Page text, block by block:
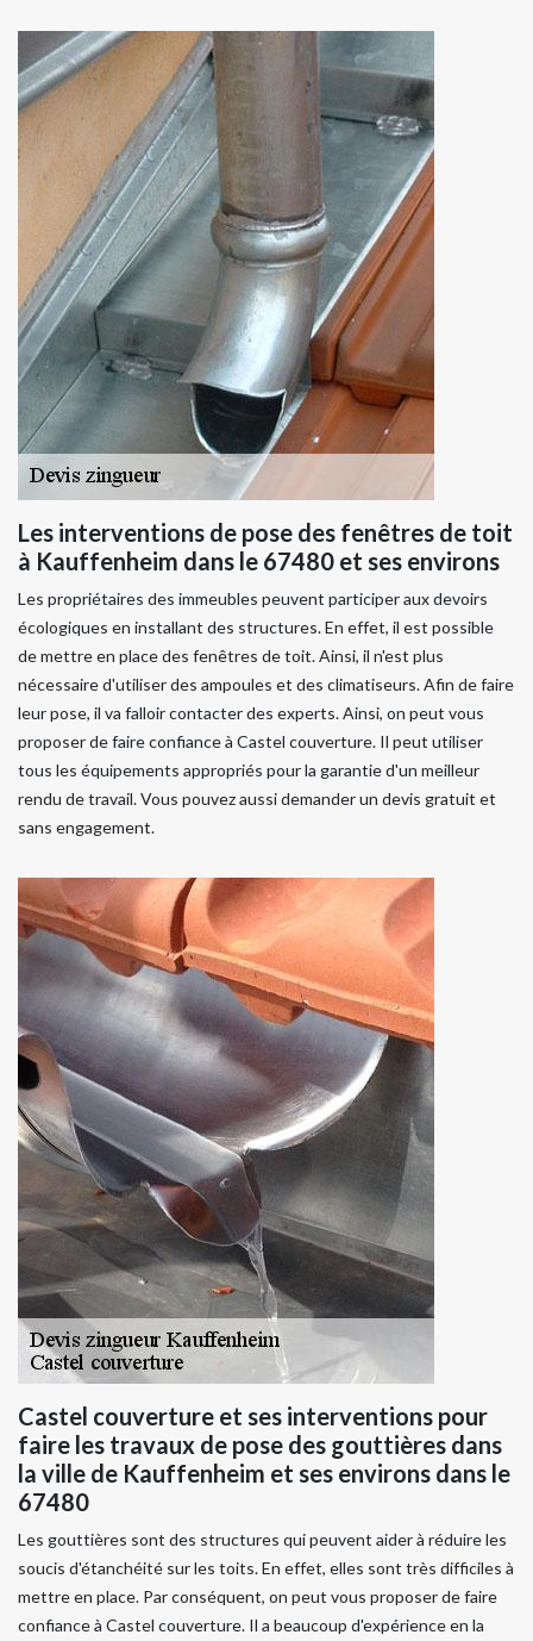
Les interventions de pose des fenêtres de toit
à Kauffenheim dans le 67480 et ses environs
Les propriétaires des immeubles peuvent participer aux devoirs
écologiques en installant des structures. En effet, il est possible
de mettre en place des fenêtres de toit. Ainsi, il n'est plus
nécessaire d'utiliser des ampoules et des climatiseurs. Afin de faire
leur pose, il va falloir contacter des experts. Ainsi, on peut vous
proposer de faire confiance à Castel couverture. Il peut utiliser
tous les équipements appropriés pour la garantie d'un meilleur
rendu de travail. Vous pouvez aussi demander un devis gratuit et
sans engagement.
Castel couverture et ses interventions pour
faire les travaux de pose des gouttières dans
la ville de Kauffenheim et ses environs dans le
67480
Les gouttières sont des structures qui peuvent aider à réduire les
soucis d'étanchéité sur les toits. En effet, elles sont très difficiles à
mettre en place. Par conséquent, on peut vous proposer de faire
confiance à Castel couverture. Il a beaucoup d'expérience en la